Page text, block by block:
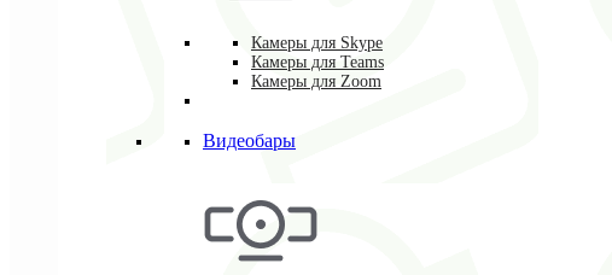
Камеры для Skype
Камеры для Teams
Камеры для Zoom
Видеобары